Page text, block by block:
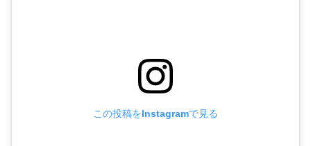
この投稿をInstagramで見る